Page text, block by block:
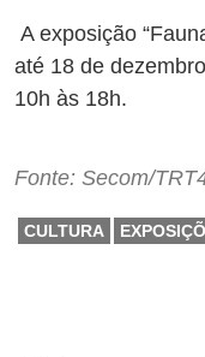
A exposição
até 18 de
10h às 18h.
Fonte: Secom/
CULTURA